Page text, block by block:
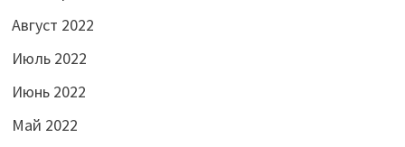
Август 2022
Июль 2022
Июнь 2022
Май 2022